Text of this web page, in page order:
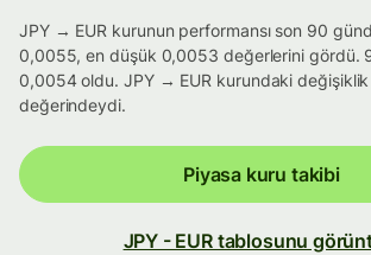
JPY → EUR kurunun performansı son 90
0,0055, en düşük 0,0053 değerlerini gördü.
0,0054 oldu. JPY → EUR kurundaki
değerindeydi.
Piyasa kuru takibi
JPY - EUR tablosunu